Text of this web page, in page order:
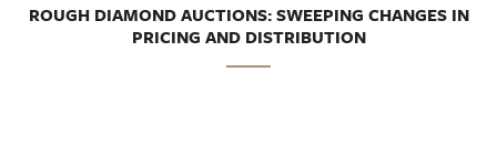
ROUGH DIAMOND AUCTIONS: SWEEPING CHANGES IN
PRICING AND DISTRIBUTION